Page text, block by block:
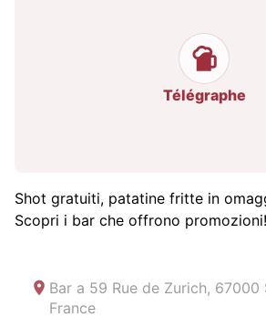
Télégraphe
Shot gratuiti, patatine fritte in
Scopri i bar che offrono promozioni!
Bar a 59 Rue de Zurich, 67000
France